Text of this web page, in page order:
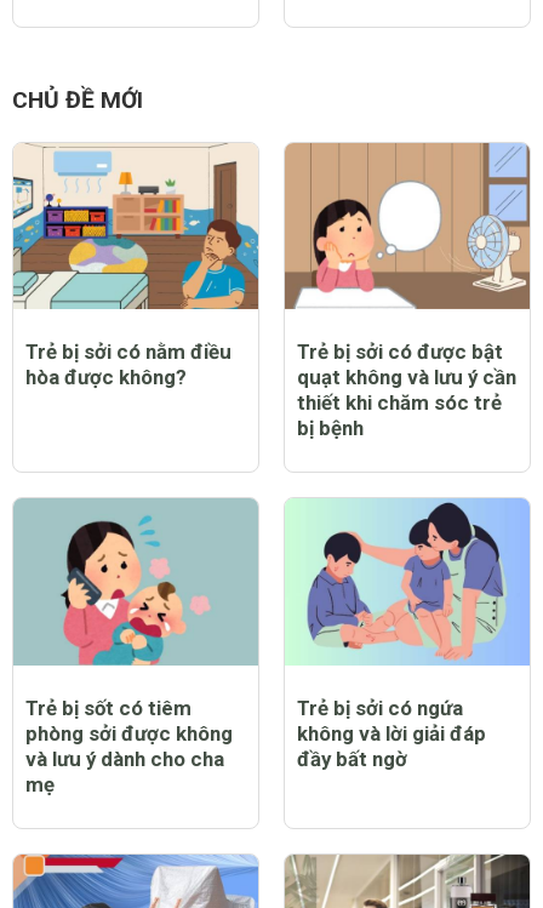
CHỦ ĐỀ MỚI
Trẻ bị sởi có nằm điều
hòa được không?
Trẻ bị sởi có được bật
quạt không và lưu ý cần
thiết khi chăm sóc trẻ
bị bệnh
Trẻ bị sốt có tiêm
phòng sởi được không
và lưu ý dành cho cha
mẹ
Trẻ bị sởi có ngứa
không và lời giải đáp
đầy bất ngờ